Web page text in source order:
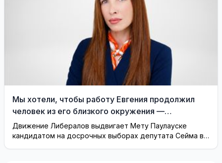
Мы хотели, чтобы работу Евгения продолжил
человек из его близкого окружения —
Висагинское отделение Либерального движения
Движение Либералов выдвигает Мету Паулауске
кандидатом на досрочных выборах депутата Сейма в